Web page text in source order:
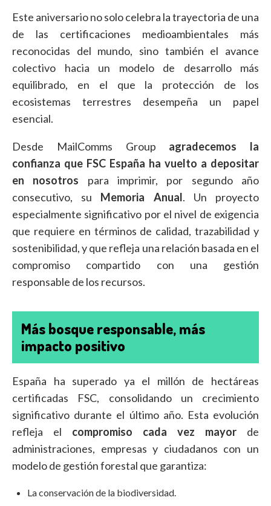
Este aniversario no solo celebra la trayectoria de una
de las certificaciones medioambientales más
reconocidas del mundo, sino también el avance
colectivo hacia un modelo de desarrollo más
equilibrado, en el que la protección de los
ecosistemas terrestres desempeña un papel
esencial.
Desde MailComms Group agradecemos la
confianza que FSC España ha vuelto a depositar
en nosotros para imprimir, por segundo año
consecutivo, su Memoria Anual. Un proyecto
especialmente significativo por el nivel de exigencia
que requiere en términos de calidad, trazabilidad y
sostenibilidad, y que refleja una relación basada en el
compromiso compartido con una gestión
responsable de los recursos.
Más bosque responsable, más
impacto positivo
España ha superado ya el millón de hectáreas
certificadas FSC, consolidando un crecimiento
significativo durante el último año. Esta evolución
refleja el compromiso cada vez mayor de
administraciones, empresas y ciudadanos con un
modelo de gestión forestal que garantiza:
La conservación de la biodiversidad.